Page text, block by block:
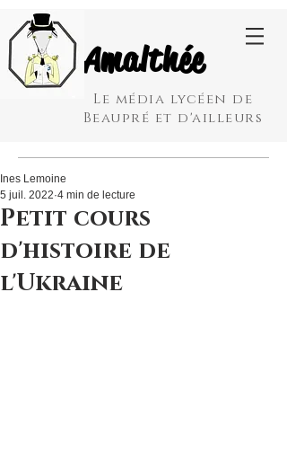
Amalthée
Le média lycéen de
Beaupré et d'ailleurs
Petit cours
d'histoire de
l'Ukraine
Ines Lemoine
5 juil. 2022 4 min de lecture